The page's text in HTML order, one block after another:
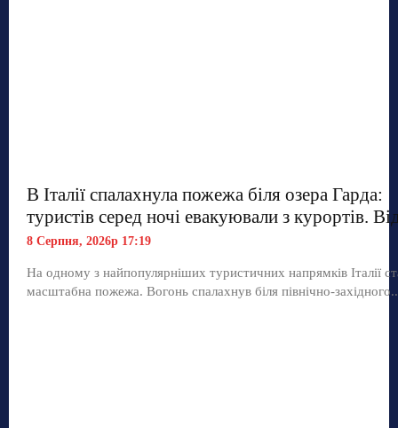
В Італії спалахнула пожежа біля озера Гарда:
туристів серед ночі евакуювали з курортів.
8 Серпня, 2026р 17:19
На одному з найпопулярніших туристичних напрямків Італії
масштабна пожежа. Вогонь спалахнув біля північно-